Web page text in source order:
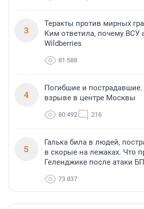
3
Теракты против мирных
Ким ответила, почему ВСУ
Wildberries
81 588
4
Погибшие и пострадавшие.
взрыве в центре Москвы
80 492 216
5
Галька била в людей,
в скорые на лежаках. Что
Геленджике после атаки
73 837